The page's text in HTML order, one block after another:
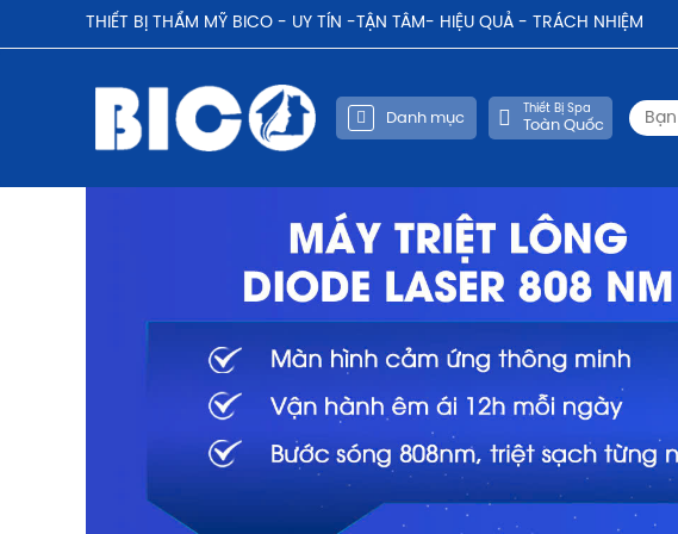
THIẾT BỊ THẨM MỸ BICO - UY TÍN -TẬN TÂM- HIỆU QUẢ - TRÁCH NHIỆM
Danh mục
Thiết Bị Spa
Toàn Quốc